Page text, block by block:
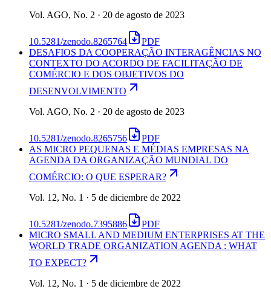
Vol. AGO, No. 2 · 20 de agosto de 2023
10.5281/zenodo.8265764
PDF
DESAFIOS DA COOPERAÇÃO INTERAGÊNCIAS NO
CONTEXTO DO ACORDO DE FACILITAÇÃO DE
COMÉRCIO E DOS OBJETIVOS DO
DESENVOLVIMENTO
Vol. AGO, No. 2 · 20 de agosto de 2023
10.5281/zenodo.8265756
PDF
AS MICRO PEQUENAS E MÉDIAS EMPRESAS NA
AGENDA DA ORGANIZAÇÃO MUNDIAL DO
COMÉRCIO: O QUE ESPERAR?
Vol. 12, No. 1 · 5 de diciembre de 2022
10.5281/zenodo.7395886
PDF
MICRO SMALL AND MEDIUM ENTERPRISES AT THE
WORLD TRADE ORGANIZATION AGENDA : WHAT
TO EXPECT?
Vol. 12, No. 1 · 5 de diciembre de 2022